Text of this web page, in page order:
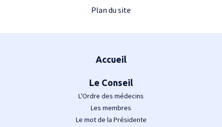
Plan du site
Accueil
Le Conseil
L'Ordre des médecins
Les membres
Le mot de la Présidente